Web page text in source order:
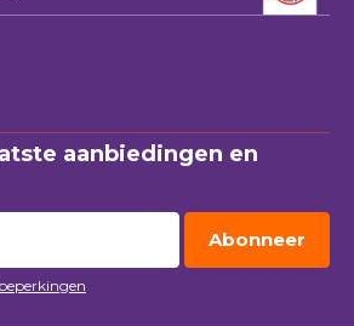
aanbiedingen en
Abonneer